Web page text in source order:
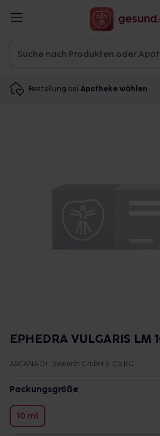
Bestellung bei Apotheke wählen
EPHEDRA VULGARIS LM
ARCANA Dr. Sewerin GmbH & Co.KG
Packungsgröße
10 ml